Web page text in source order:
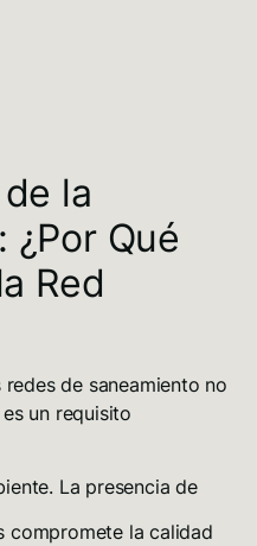
la
¿Por Qué
Red
de saneamiento no
un requisito
. La presencia de
la calidad